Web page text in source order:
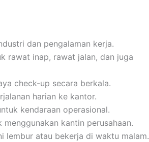
dan pengalaman kerja.
rawat inap, rawat jalan, dan juga
check-up secara berkala.
harian ke kantor.
kendaraan operasional.
kantin perusahaan.
lembur atau bekerja di waktu malam.